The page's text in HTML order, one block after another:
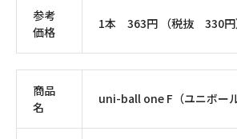
参考
価格
1本 363円 （税抜 330円
商品
名
uni-ball one F（ユニボー